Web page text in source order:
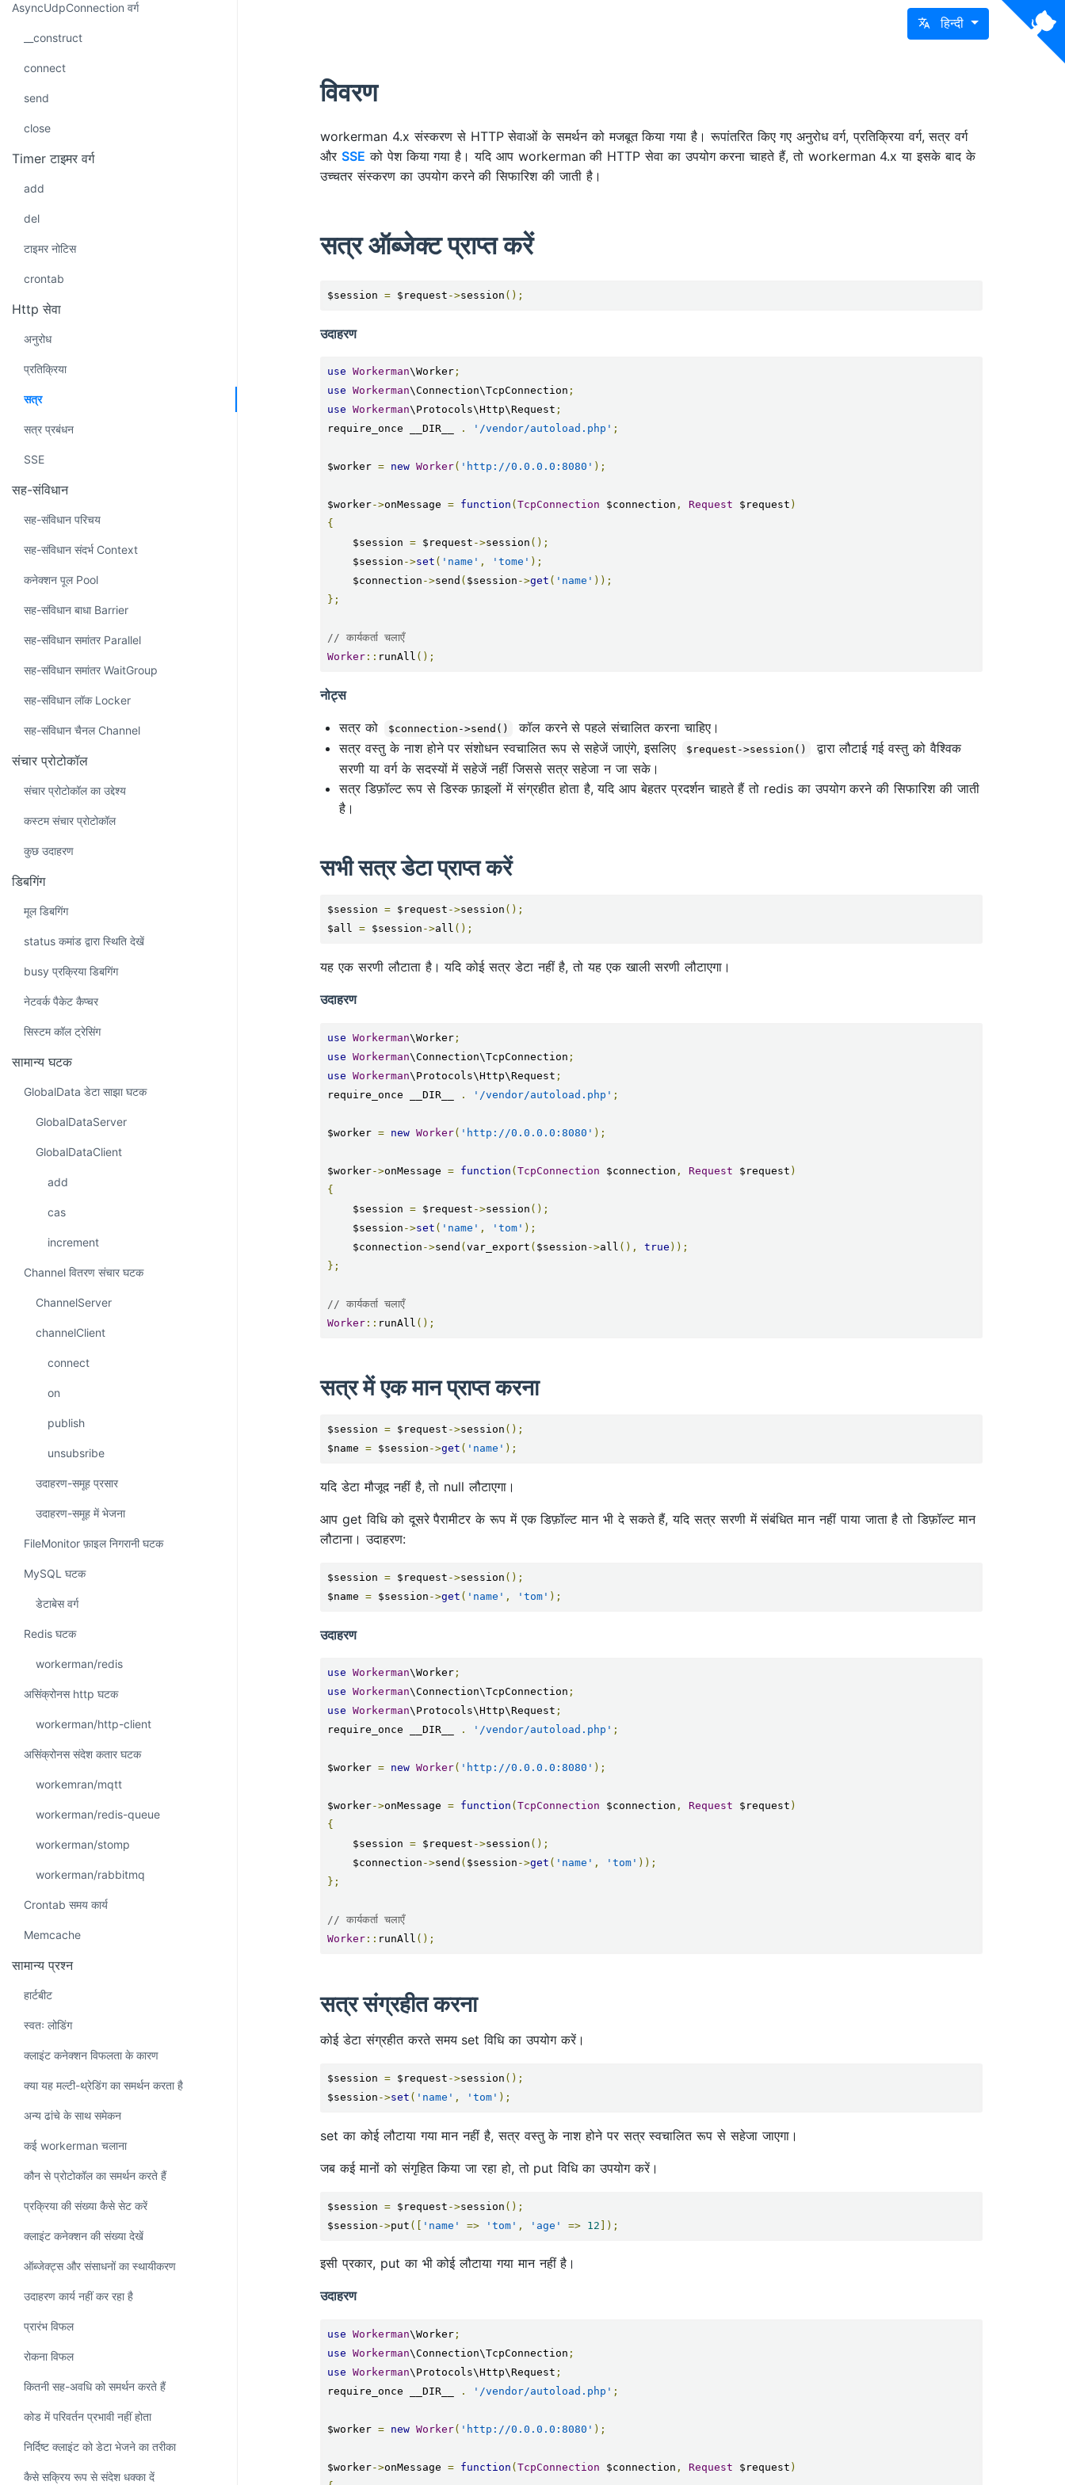
हिन्दी
AsyncUdpConnection वर्ग
__construct
connect
send
close
Timer टाइमर वर्ग
add
del
टाइमर नोटिस
crontab
Http सेवा
अनुरोध
प्रतिक्रिया
सत्र
सत्र प्रबंधन
SSE
सह-संविधान
सह-संविधान परिचय
सह-संविधान संदर्भ Context
कनेक्शन पूल Pool
सह-संविधान बाधा Barrier
सह-संविधान समांतर Parallel
सह-संविधान समांतर WaitGroup
सह-संविधान लॉक Locker
सह-संविधान चैनल Channel
संचार प्रोटोकॉल
संचार प्रोटोकॉल का उद्देश्य
कस्टम संचार प्रोटोकॉल
कुछ उदाहरण
डिबगिंग
मूल डिबगिंग
status कमांड द्वारा स्थिति देखें
busy प्रक्रिया डिबगिंग
नेटवर्क पैकेट कैप्चर
सिस्टम कॉल ट्रेसिंग
सामान्य घटक
GlobalData डेटा साझा घटक
GlobalDataServer
GlobalDataClient
add
cas
increment
Channel वितरण संचार घटक
ChannelServer
channelClient
connect
on
publish
unsubsribe
उदाहरण-समूह प्रसार
उदाहरण-समूह में भेजना
FileMonitor फ़ाइल निगरानी घटक
MySQL घटक
डेटाबेस वर्ग
Redis घटक
workerman/redis
असिंक्रोनस http घटक
workerman/http-client
असिंक्रोनस संदेश कतार घटक
workemran/mqtt
workerman/redis-queue
workerman/stomp
workerman/rabbitmq
Crontab समय कार्य
Memcache
सामान्य प्रश्न
हार्टबीट
स्वतः लोडिंग
क्लाइंट कनेक्शन विफलता के कारण
क्या यह मल्टी-थ्रेडिंग का समर्थन करता है
अन्य ढांचे के साथ समेकन
कई workerman चलाना
कौन से प्रोटोकॉल का समर्थन करते हैं
प्रक्रिया की संख्या कैसे सेट करें
क्लाइंट कनेक्शन की संख्या देखें
ऑब्जेक्ट्स और संसाधनों का स्थायीकरण
उदाहरण कार्य नहीं कर रहा है
प्रारंभ विफल
रोकना विफल
कितनी सह-अवधि को समर्थन करते हैं
कोड में परिवर्तन प्रभावी नहीं होता
निर्दिष्ट क्लाइंट को डेटा भेजने का तरीका
कैसे सक्रिय रूप से संदेश धक्का दें
विवरण
workerman 4.x संस्करण से HTTP सेवाओं के समर्थन को मजबूत किया गया है। रूपांतरित किए गए अनुरोध वर्ग, प्रतिक्रिया वर्ग, सत्र वर्ग
औरSSE को पेश किया गया है। यदि आप workerman की HTTP सेवा का उपयोग करना चाहते हैं, तो workerman 4.x या इसके बाद के
उच्चतर संस्करण का उपयोग करने की सिफारिश की जाती है।
सत्र ऑब्जेक्ट प्राप्त करें
$session = $request ->session ();
उदाहरण
use Workerman\Worker ;
use
Workerman\Connection\TcpConnection ;
use
Workerman\Protocols\Http\Request ;
require_once __DIR__
. '/vendor/autoload.php' ;
$worker = new Worker( 'http://0.0.0.0:8080' );
$worker->onMessage = function (TcpConnection $connection , Request $request )
{
    $session
= $request ->session ();
    $session
->set ( 'name' , 'tome' );
    $connection
->send ( $session ->get ( 'name' ));
};
// कार्यकर्ता चलाएँ
Worker :: runAll ();
नोट्स
सत्र को $connection->send()
कॉल करने से पहले संचालित करना चाहिए।
सत्र वस्तु के नाश होने पर संशोधन स्वचालित रूप से सहेजें जाएंगे, इसलिए
$request->session()
द्वारा लौटाई गई वस्तु को वैश्विक
सरणी या वर्ग के सदस्यों में सहेजें नहीं जिससे सत्र सहेजा न जा सके।
सत्र डिफ़ॉल्ट रूप से डिस्क फ़ाइलों में संग्रहीत होता है, यदि आप बेहतर प्रदर्शन चाहते हैं तो redis का उपयोग करने की सिफारिश की जाती
है।
सभी सत्र डेटा प्राप्त करें
$session = $request ->session ();
$all = $session ->all ();
यह एक सरणी लौटाता है। यदि कोई सत्र डेटा नहीं है, तो यह एक खाली सरणी लौटाएगा।
उदाहरण
use Workerman\Worker ;
use
Workerman\Connection\TcpConnection ;
use
Workerman\Protocols\Http\Request ;
require_once __DIR__
. '/vendor/autoload.php' ;
$worker = new Worker( 'http://0.0.0.0:8080' );
$worker->onMessage = function (TcpConnection $connection , Request $request )
{
    $session
= $request ->session ();
    $session
->set ( 'name' , 'tom' );
    $connection
->send (var_export ( $session ->all (), true ));
};
// कार्यकर्ता चलाएँ
Worker :: runAll ();
सत्र में एक मान प्राप्त करना
$session = $request ->session ();
$name = $session ->get ( 'name' );
यदि डेटा मौजूद नहीं है, तो null लौटाएगा।
आप get विधि को दूसरे पैरामीटर के रूप में एक डिफ़ॉल्ट मान भी दे सकते हैं, यदि सत्र सरणी में संबंधित मान नहीं पाया जाता है तो डिफ़ॉल्ट मान
लौटाना। उदाहरण:
$session = $request ->session ();
$name = $session ->get ( 'name' , 'tom' );
उदाहरण
use Workerman\Worker ;
use
Workerman\Connection\TcpConnection ;
use
Workerman\Protocols\Http\Request ;
require_once __DIR__
. '/vendor/autoload.php' ;
$worker = new Worker( 'http://0.0.0.0:8080' );
$worker->onMessage = function (TcpConnection $connection , Request $request )
{
    $session
= $request ->session ();
    $connection
->send ( $session ->get ( 'name' , 'tom' ));
};
// कार्यकर्ता चलाएँ
Worker :: runAll ();
सत्र संग्रहीत करना
कोई डेटा संग्रहीत करते समय set विधि का उपयोग करें।
$session = $request ->session ();
$session ->set ( 'name' , 'tom' );
set का कोई लौटाया गया मान नहीं है, सत्र वस्तु के नाश होने पर सत्र स्वचालित रूप से सहेजा जाएगा।
जब कई मानों को संगृहित किया जा रहा हो, तो put विधि का उपयोग करें।
$session = $request ->session ();
$session ->put ([ 'name' => 'tom' , 'age' => 12 ]);
इसी प्रकार, put का भी कोई लौटाया गया मान नहीं है।
उदाहरण
use Workerman\Worker ;
use
Workerman\Connection\TcpConnection ;
use
Workerman\Protocols\Http\Request ;
require_once __DIR__
. '/vendor/autoload.php' ;
$worker = new Worker( 'http://0.0.0.0:8080' );
$worker->onMessage = function (TcpConnection $connection , Request $request )